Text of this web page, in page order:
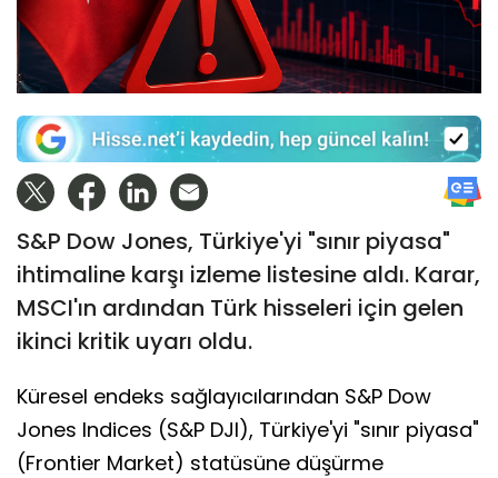
S&P Dow Jones, Türkiye'yi "sınır piyasa"
ihtimaline karşı izleme listesine aldı. Karar,
MSCI'ın ardından Türk hisseleri için gelen
ikinci kritik uyarı oldu.
Küresel endeks sağlayıcılarından S&P Dow
Jones Indices (S&P DJI), Türkiye'yi "sınır piyasa"
(Frontier Market) statüsüne düşürme